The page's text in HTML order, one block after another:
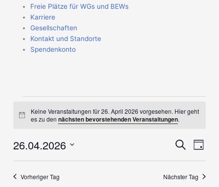
Freie Plätze für WGs und BEWs
Karriere
Gesellschaften
Kontakt und Standorte
Spendenkonto
für
2026
Hinweis
Keine Veranstaltungen für 26. April 2026 vorgesehen. Hier geht
es zu den nächsten bevorstehenden Veranstaltungen.
Ansichten,
SucheTag
26.04.2026
Vorheriger Tag Nächster Tag